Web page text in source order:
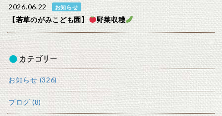
2026.06.22 お知らせ
【若草のがみこども園】 野菜収穫
カテゴリー
お知らせ (326)
ブログ (8)